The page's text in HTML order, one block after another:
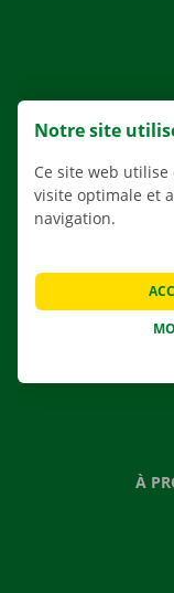
À
Notre site
Ce site web
visite optimale et
navigation.